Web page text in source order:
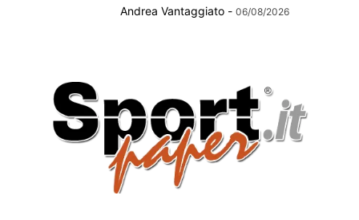
Andrea Vantaggiato - 06/08/2026